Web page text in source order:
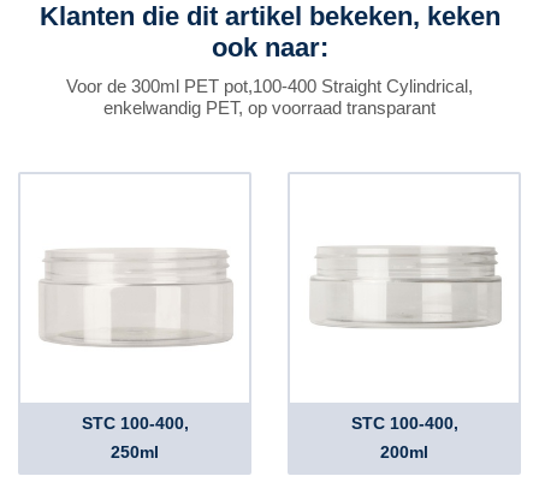
Klanten die dit artikel bekeken, keken
ook naar:
Voor de 300ml PET pot,100-400 Straight Cylindrical,
enkelwandig PET, op voorraad transparant
STC 100-400,
250ml
STC 100-400,
200ml